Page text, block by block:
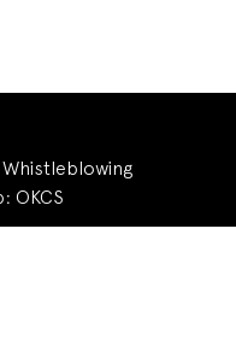
Whistleblowing
OKCS